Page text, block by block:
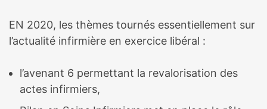
EN 2020, les thèmes tournés essentiellement sur
l’actualité infirmière en exercice libéral :
l’avenant 6 permettant la revalorisation des
actes infirmiers,